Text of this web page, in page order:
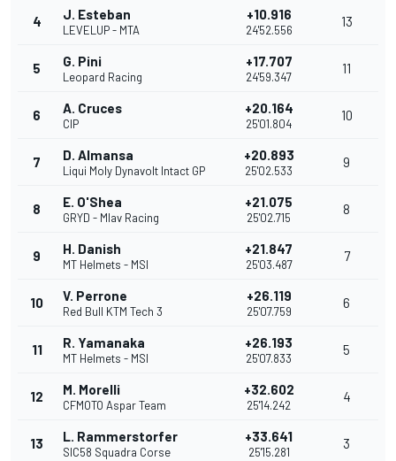
4 J. Esteban
LEVELUP - MTA
+10.916
24'52.556
13
5 G. Pini
Leopard Racing
+17.707
24'59.347
11
6 A. Cruces
CIP
+20.164
25'01.804
10
7 D. Almansa
Liqui Moly Dynavolt Intact GP
+20.893
25'02.533
9
8 E. O'Shea
GRYD - Mlav Racing
+21.075
25'02.715
8
9 H. Danish
MT Helmets - MSI
+21.847
25'03.487
7
10 V. Perrone
Red Bull KTM Tech 3
+26.119
25'07.759
6
11 R. Yamanaka
MT Helmets - MSI
+26.193
25'07.833
5
12 M. Morelli
CFMOTO Aspar Team
+32.602
25'14.242
4
13 L. Rammerstorfer
SIC58 Squadra Corse
+33.641
25'15.281
3